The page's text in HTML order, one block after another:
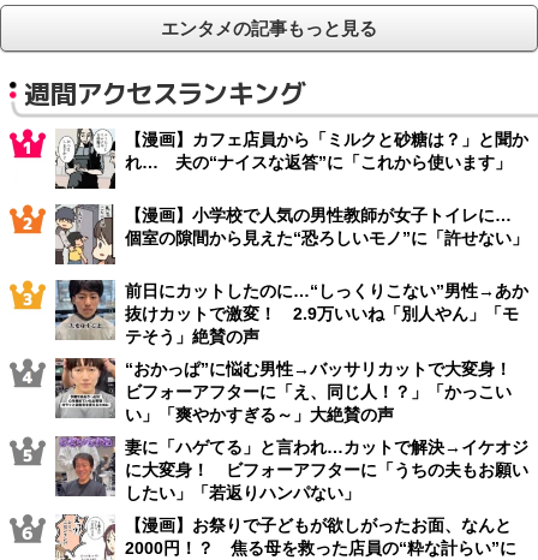
エンタメの記事もっと見る
週間アクセスランキング
【漫画】カフェ店員から「ミルクと砂糖は？」と聞か
れ… 夫の“ナイスな返答”に「これから使います」
【漫画】小学校で人気の男性教師が女子トイレに…
個室の隙間から見えた“恐ろしいモノ”に「許せない」
前日にカットしたのに…“しっくりこない”男性→あか
抜けカットで激変！ 2.9万いいね「別人やん」「モ
テそう」絶賛の声
“おかっぱ”に悩む男性→バッサリカットで大変身！
ビフォーアフターに「え、同じ人！？」「かっこい
い」「爽やかすぎる～」大絶賛の声
妻に「ハゲてる」と言われ…カットで解決→イケオジ
に大変身！ ビフォーアフターに「うちの夫もお願い
したい」「若返りハンパない」
【漫画】お祭りで子どもが欲しがったお面、なんと
2000円！？ 焦る母を救った店員の“粋な計らい”に